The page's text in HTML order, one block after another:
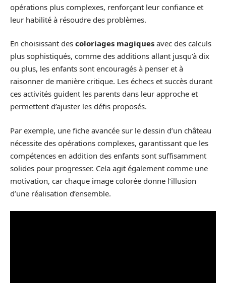
opérations plus complexes, renforçant leur confiance et
leur habilité à résoudre des problèmes.
En choisissant des coloriages magiques avec des calculs
plus sophistiqués, comme des additions allant jusqu’à dix
ou plus, les enfants sont encouragés à penser et à
raisonner de manière critique. Les échecs et succès durant
ces activités guident les parents dans leur approche et
permettent d’ajuster les défis proposés.
Par exemple, une fiche avancée sur le dessin d’un château
nécessite des opérations complexes, garantissant que les
compétences en addition des enfants sont suffisamment
solides pour progresser. Cela agit également comme une
motivation, car chaque image colorée donne l’illusion
d’une réalisation d’ensemble.